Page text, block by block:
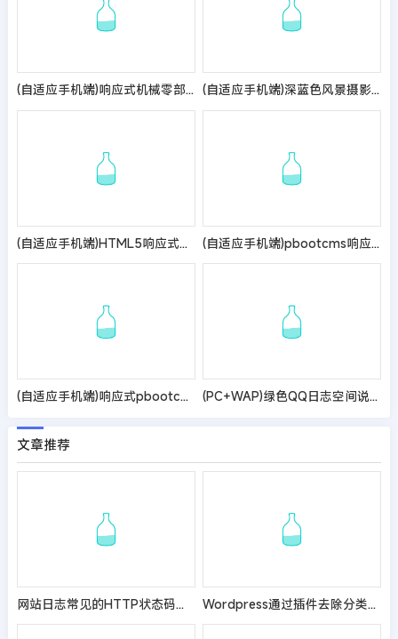
(自适应手机端)响应式机械零部件设备公司网站pbootcms模板 五金金属机械设备网站源码 (自适应手机端)深蓝色风景摄影网站pbootcms模板 户外风景摄影机构网站源码
(自适应手机端)HTML5响应式英文外贸企业产品展示pbootcms网站模板 LED灯具外贸通用网站源码 (自适应手机端)pbootcms响应式刷卡机POS机网站模板 无线支付设备网站源码
(自适应手机端)响应式pbootcms电子科技公司官网网站模板 通用电子设备网站源码 (PC+WAP)绿色QQ日志空间说说网站pbootcms模板 文章博客美文网站源码
文章推荐
网站日志常见的HTTP状态码（Http Status Code） Wordpress通过插件去除分类前缀及父级目录